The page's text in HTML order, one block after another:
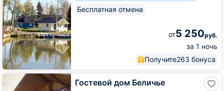
Бесплатная отмена
от5 250руб.
за 1 ночь
Получите263 бонуса
Гостевой дом Беличье
Гостевой
дом